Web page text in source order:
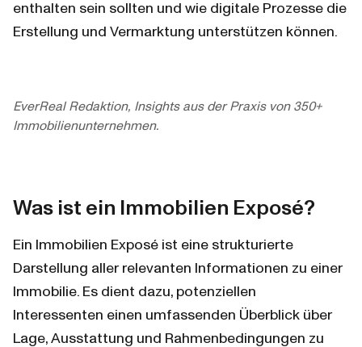
enthalten sein sollten und wie digitale Prozesse die
Erstellung und Vermarktung unterstützen können.
EverReal Redaktion, Insights aus der Praxis von 350+
Immobilienunternehmen.
Was ist ein Immobilien Exposé?
Ein Immobilien Exposé ist eine strukturierte
Darstellung aller relevanten Informationen zu einer
Immobilie. Es dient dazu, potenziellen
Interessenten einen umfassenden Überblick über
Lage, Ausstattung und Rahmenbedingungen zu